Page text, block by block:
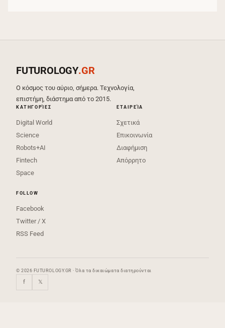
FUTUROLOGY.GR
Ο κόσμος του αύριο, σήμερα. Τεχνολογία,
επιστήμη, διάστημα από το 2015.
ΚΑΤΗΓΟΡΊΕΣ
Digital World
Science
Robots+AI
Fintech
Space
ΕΤΑΙΡΕΊΑ
Σχετικά
Επικοινωνία
Διαφήμιση
Απόρρητο
FOLLOW
Facebook
Twitter / X
RSS Feed
© 2026 FUTUROLOGY.GR · Όλα τα δικαιώματα διατηρούνται
f 𝕏